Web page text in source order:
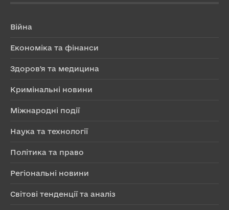
Війна
Економіка та фінанси
Здоров'я та медицина
Кримінальні новини
Міжнародні події
Наука та технології
Політика та право
Регіональні новини
Світові тенденції та аналіз